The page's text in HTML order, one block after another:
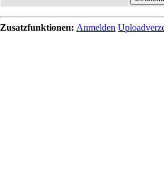
Zusatzfunktionen: Anmelden